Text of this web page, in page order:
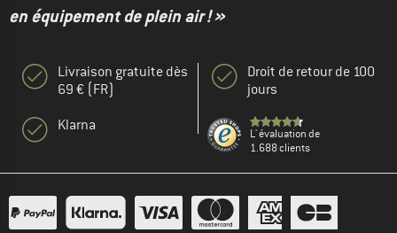
en équipement de plein air ! »
Livraison gratuite dès
69 € (FR)
Klarna
Droit de retour de 100
jours
L' évaluation de
1.688 clients